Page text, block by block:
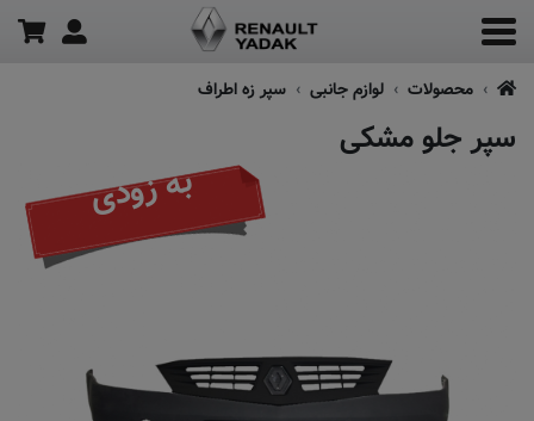
محصولات لوازم جانبی سپر زه اطراف
سپر جلو مشکی
به زودی